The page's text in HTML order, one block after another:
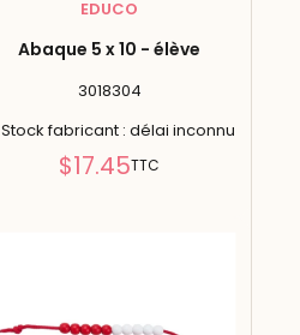
EDUCO
Abaque 5 x 10 - élève
3018304
Stock fabricant : délai inconnu
Prix
$17.45TTC